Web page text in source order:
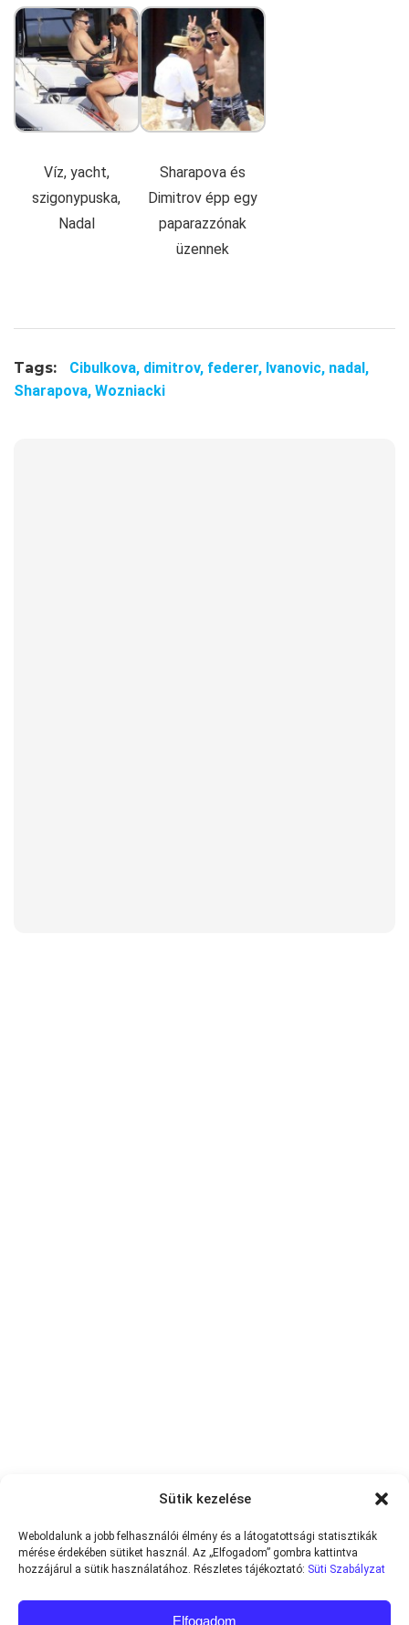
Sütik kezelése
Weboldalunk a jobb felhasználói élmény és a látogatottsági statisztikák
mérése érdekében sütiket használ. Az „Elfogadom” gombra kattintva
hozzájárul a sütik használatához. Részletes tájékoztató: Süti Szabályzat
Elfogadom
Víz, yacht,
szigonypuska,
Nadal
Sharapova és
Dimitrov épp egy
paparazzónak
üzennek
Tags: Cibulkova, dimitrov, federer, Ivanovic, nadal,
Sharapova, Wozniacki